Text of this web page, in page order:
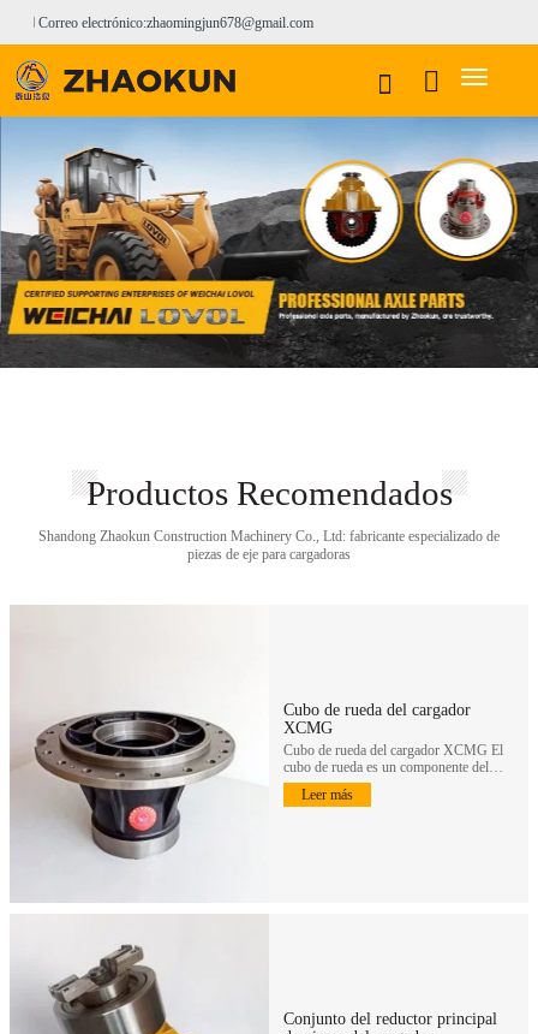
Correo electrónico:zhaomingjun678@gmail.com
Productos Recomendados
Shandong Zhaokun Construction Machinery Co., Ltd: fabricante especializado de
piezas de eje para cargadoras
Cubo de rueda del cargador
XCMG
Cubo de rueda del cargador XCMG El
cubo de rueda es un componente del
conjunto reductor de ruedas…
Leer más
Conjunto del reductor principal